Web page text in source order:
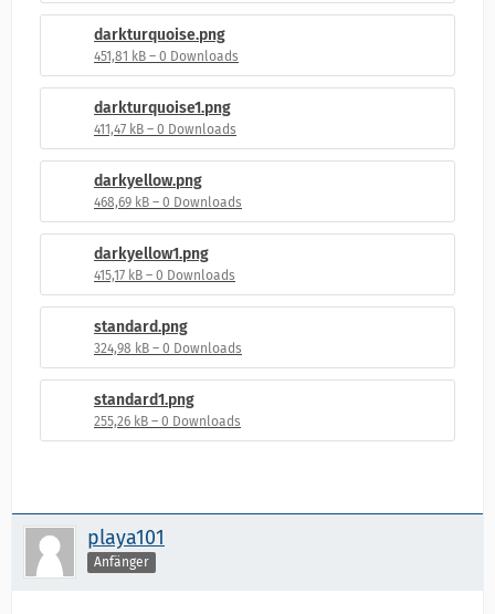
darkturquoise.png
451,81 kB – 0 Downloads
darkturquoise1.png
411,47 kB – 0 Downloads
darkyellow.png
468,69 kB – 0 Downloads
darkyellow1.png
415,17 kB – 0 Downloads
standard.png
324,98 kB – 0 Downloads
standard1.png
255,26 kB – 0 Downloads
playa101
Anfänger